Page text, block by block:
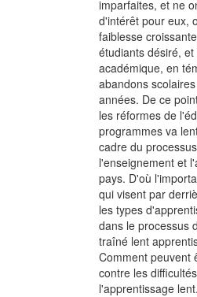
imparfaites, et ne
d'intérêt pour eux,
faiblesse
étudiants désiré,
académique, en
abandons
années. De ce
les réformes de
programmes va
cadre du
l'enseignement et
pays. D'où
qui visent par
les types
dans le processus
traîné lent
Comment peuvent
contre les
l'apprentissage lent.